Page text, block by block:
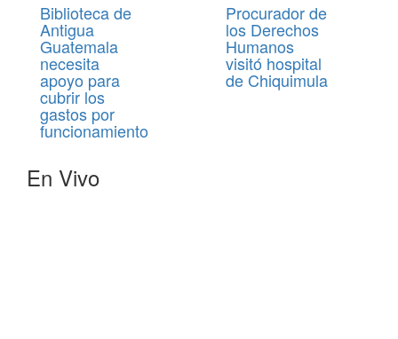
Biblioteca de
Antigua
Guatemala
necesita
apoyo para
cubrir los
gastos por
funcionamiento
Procurador de
los Derechos
Humanos
visitó hospital
de Chiquimula
En Vivo